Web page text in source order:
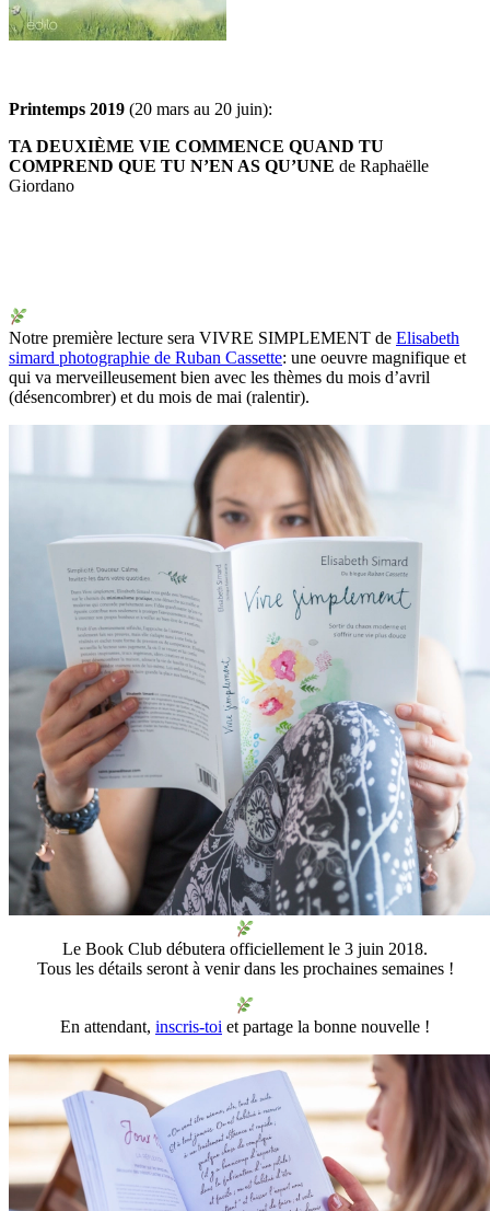
Printemps 2019 (20 mars au 20 juin):
TA DEUXIÈME VIE COMMENCE QUAND TU
COMPREND QUE TU N’EN AS QU’UNE de Raphaëlle
Giordano
Notre première lecture sera VIVRE SIMPLEMENT de Elisabeth
simard photographie de Ruban Cassette: une oeuvre magnifique et
qui va merveilleusement bien avec les thèmes du mois d’avril
(désencombrer) et du mois de mai (ralentir).
Le Book Club débutera officiellement le 3 juin 2018.
Tous les détails seront à venir dans les prochaines semaines !
En attendant, inscris-toi et partage la bonne nouvelle !